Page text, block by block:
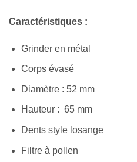
Caractéristiques :
Grinder en métal
Corps évasé
Diamètre : 52 mm
Hauteur : 65 mm
Dents style losange
Filtre à pollen